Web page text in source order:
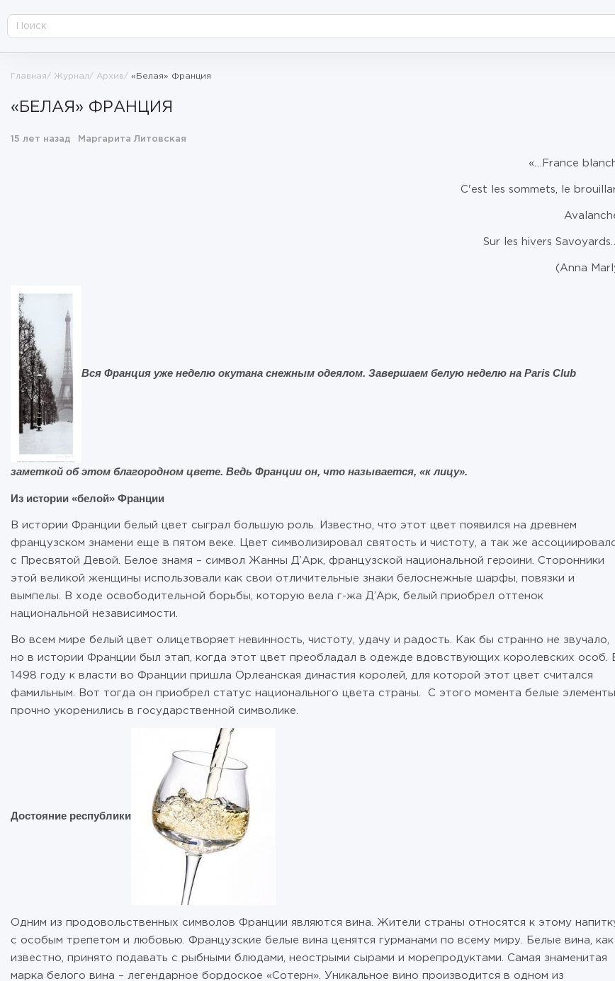
Главная Журнал Архив «Белая» Франция
«БЕЛАЯ» ФРАНЦИЯ
15 лет назад Маргарита Литовская
«…France
C'est les sommets, le
Sur les hivers
(Anna
Вся Франция уже неделю окутана снежным одеялом. Завершаем белую неделю на Paris Club
заметкой об этом благородном цвете. Ведь Франции он, что называется, «к лицу».
Из истории «белой» Франции
В истории Франции белый цвет сыграл большую роль. Известно, что этот цвет появился на древнем
французском знамени еще в пятом веке. Цвет символизировал святость и чистоту, а так же
с Пресвятой Девой. Белое знамя – символ Жанны Д’Арк, французской национальной героини. Сторонники
этой великой женщины использовали как свои отличительные знаки белоснежные шарфы, повязки и
вымпелы. В ходе освободительной борьбы, которую вела г-жа Д’Арк, белый приобрел оттенок
национальной независимости.
Во всем мире белый цвет олицетворяет невинность, чистоту, удачу и радость. Как бы странно не звучало,
но в истории Франции был этап, когда этот цвет преобладал в одежде вдовствующих королевских особ.
1498 году к власти во Франции пришла Орлеанская династия королей, для которой этот цвет считался
фамильным. Вот тогда он приобрел статус национального цвета страны. С этого момента белые элементы
прочно укоренились в государственной символике.
Достояние республики
Одним из продовольственных символов Франции являются вина. Жители страны относятся к этому
с особым трепетом и любовью. Французские белые вина ценятся гурманами по всему миру. Белые вина, как
известно, принято подавать с рыбными блюдами, неострыми сырами и морепродуктами. Самая знаменитая
марка белого вина – легендарное бордоское «Сотерн». Уникальное вино производится в одном из